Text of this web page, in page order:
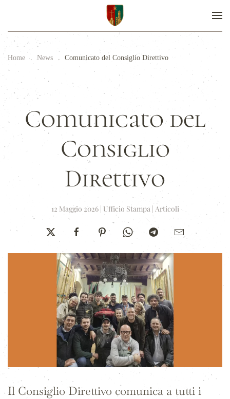
Home News Comunicato del Consiglio Direttivo
Comunicato del
Consiglio
Direttivo
12 Maggio 2026| Ufficio Stampa| Articoli
Il Consiglio Direttivo comunica a tutti i